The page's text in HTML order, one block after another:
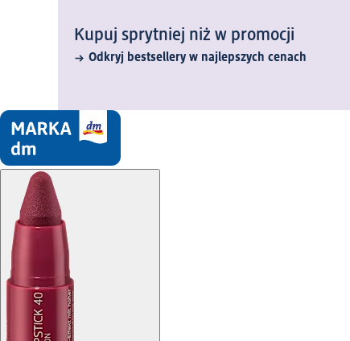
Kupuj sprytniej niż w promocji
Odkryj bestsellery w najlepszych cenach